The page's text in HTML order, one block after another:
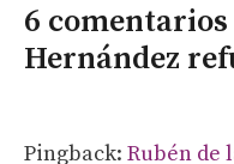
6 comentarios
Hernández
Pingback: Rubén de